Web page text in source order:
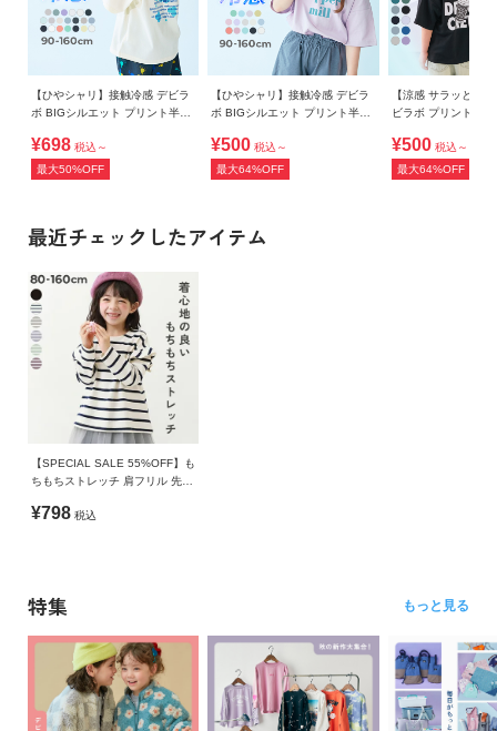
【ひやシャリ】接触冷感 デビラ
ボ BIGシルエット プリント半袖
¥698 税込～
最大50%OFF
【ひやシャリ】接触冷感 デビラ
ボ BIGシルエット プリント半袖
¥500 税込～
最大64%OFF
【涼感 サラッとメ
ビラボ プリント 半
¥500 税込～
最大64%OFF
最近チェックしたアイテム
【SPECIAL SALE 55%OFF】も
ちもちストレッチ 肩フリル 先染
¥798 税込
特集 もっと見る